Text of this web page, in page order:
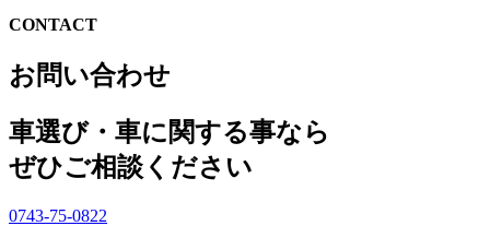
CONTACT
お問い合わせ
車選び・車に関する事なら
ぜひご相談ください
0743-75-0822